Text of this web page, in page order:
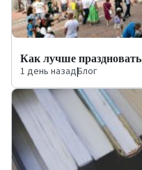
Как лучше праздновать
1 день назад|Блог